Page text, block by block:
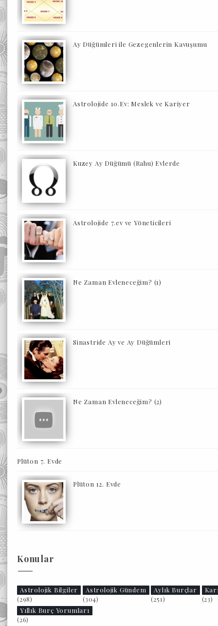
Ay Düğümleri ile Gezegenlerin Kavuşumu
Astrolojide 10.Ev: Meslek ve Kariyer
Kuzey Ay Düğümü (Rahu) Evlerde
Astrolojide 7.ev ve Yöneticileri
Ne Zaman Evleneceğim? (1)
Sinastride Ay ve Ay Düğümleri
Ne Zaman Evleneceğim? (2)
Plüton 7. Evde
Plüton 12. Evde
Konular
Astrolojik Bilgiler
(298)
Astrolojik Gündem
(304)
Aylık Burçlar
(251)
(23)
Yıllık Burç Yorumları
(26)